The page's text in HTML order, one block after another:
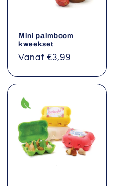
Mini palmboom
kweekset
Normale
Vanaf €3,99